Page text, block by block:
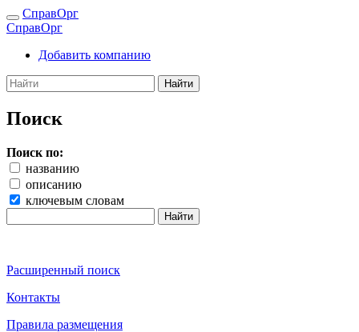
СправОрг
СправОрг
Добавить компанию
Найти
Поиск
Поиск по:
названию
описанию
ключевым словам
Найти
Расширенный поиск
Контакты
Правила размещения